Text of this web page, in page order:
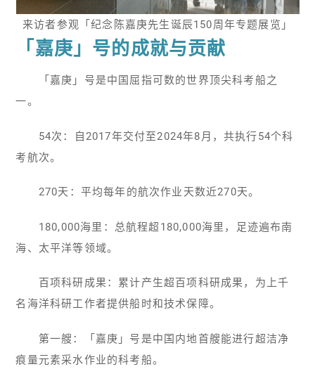
来访者参观「纪念陈嘉庚先生诞辰150周年专题展览」
「嘉庚」号的成就与贡献
「嘉庚」号是中国屈指可数的世界顶尖科考船之
一。
54次：自2017年交付至2024年8月，共执行54个科
考航次。
270天：平均每年的航次作业天数近270天。
180,000海里：总航程超180,000海里，足迹遍布南
海、太平洋等领域。
百项科研成果：累计产生超百项科研成果，为上千
名海洋科研工作者提供船时和技术保障。
第一艘：「嘉庚」号是中国内地首艘能进行超洁净
痕量元素采水作业的科考船。